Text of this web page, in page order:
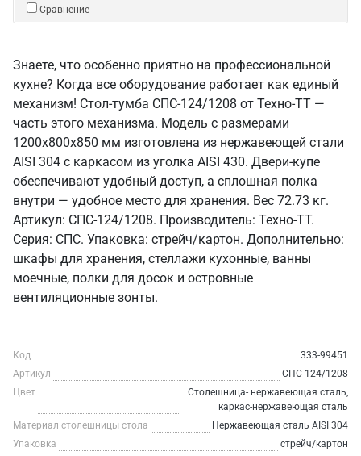
Сравнение
Знаете, что особенно приятно на профессиональной
кухне? Когда все оборудование работает как единый
механизм! Стол-тумба СПС-124/1208 от Техно-ТТ —
часть этого механизма. Модель с размерами
1200x800x850 мм изготовлена из нержавеющей стали
AISI 304 с каркасом из уголка AISI 430. Двери-купе
обеспечивают удобный доступ, а сплошная полка
внутри — удобное место для хранения. Вес 72.73 кг.
Артикул: СПС-124/1208. Производитель: Техно-ТТ.
Серия: СПС. Упаковка: стрейч/картон. Дополнительно:
шкафы для хранения, стеллажи кухонные, ванны
моечные, полки для досок и островные
вентиляционные зонты.
Код
333-99451
Артикул
СПС-124/1208
Цвет
Столешница- нержавеющая сталь,
каркас-нержавеющая сталь
Материал столешницы стола
Нержавеющая сталь AISI 304
Упаковка
стрейч/картон